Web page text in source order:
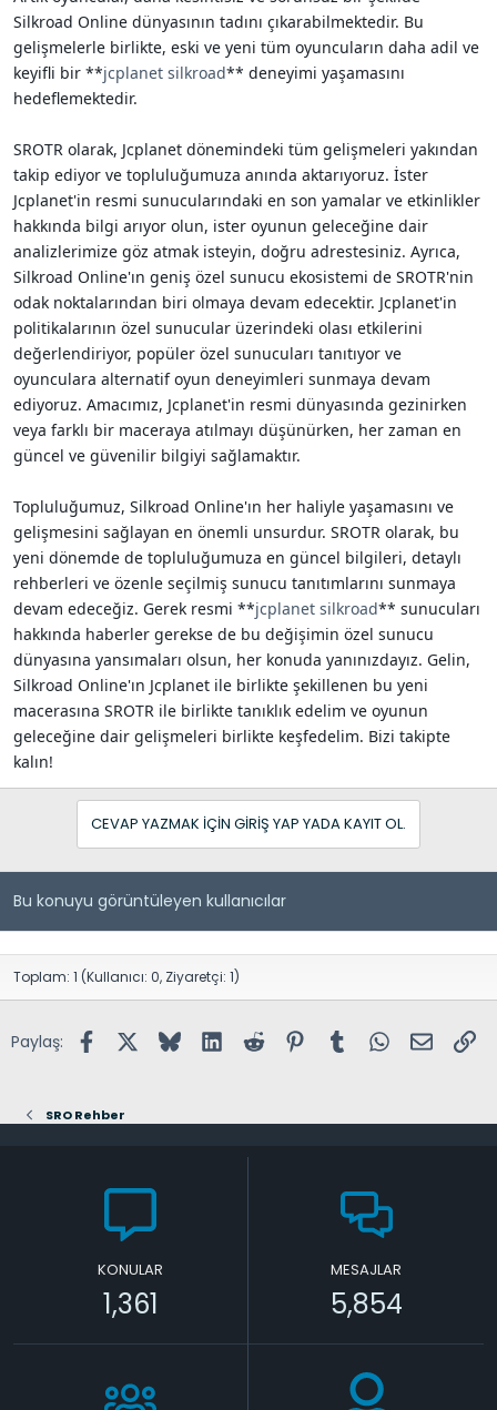
Silkroad Online dünyasının tadını çıkarabilmektedir. Bu
gelişmelerle birlikte, eski ve yeni tüm oyuncuların daha adil ve
keyifli bir **jcplanet silkroad** deneyimi yaşamasını
hedeflemektedir.
SROTR olarak, Jcplanet dönemindeki tüm gelişmeleri yakından
takip ediyor ve topluluğumuza anında aktarıyoruz. İster
Jcplanet'in resmi sunucularındaki en son yamalar ve etkinlikler
hakkında bilgi arıyor olun, ister oyunun geleceğine dair
analizlerimize göz atmak isteyin, doğru adrestesiniz. Ayrıca,
Silkroad Online'ın geniş özel sunucu ekosistemi de SROTR'nin
odak noktalarından biri olmaya devam edecektir. Jcplanet'in
politikalarının özel sunucular üzerindeki olası etkilerini
değerlendiriyor, popüler özel sunucuları tanıtıyor ve
oyunculara alternatif oyun deneyimleri sunmaya devam
ediyoruz. Amacımız, Jcplanet'in resmi dünyasında gezinirken
veya farklı bir maceraya atılmayı düşünürken, her zaman en
güncel ve güvenilir bilgiyi sağlamaktır.
Topluluğumuz, Silkroad Online'ın her haliyle yaşamasını ve
gelişmesini sağlayan en önemli unsurdur. SROTR olarak, bu
yeni dönemde de topluluğumuza en güncel bilgileri, detaylı
rehberleri ve özenle seçilmiş sunucu tanıtımlarını sunmaya
devam edeceğiz. Gerek resmi **jcplanet silkroad** sunucuları
hakkında haberler gerekse de bu değişimin özel sunucu
dünyasına yansımaları olsun, her konuda yanınızdayız. Gelin,
Silkroad Online'ın Jcplanet ile birlikte şekillenen bu yeni
macerasına SROTR ile birlikte tanıklık edelim ve oyunun
geleceğine dair gelişmeleri birlikte keşfedelim. Bizi takipte
kalın!
CEVAP YAZMAK IÇIN GIRIŞ YAP YADA KAYIT OL.
Bu konuyu görüntüleyen kullanıcılar
Toplam: 1 (Kullanıcı: 0, Ziyaretçi: 1)
Paylaş: FacebookX (Twitter)
BlueskyLinkedInReddit PinterestTumblr WhatsApp
E-posta
SRO Rehber
KONULAR
1,361
MESAJLAR
5,854